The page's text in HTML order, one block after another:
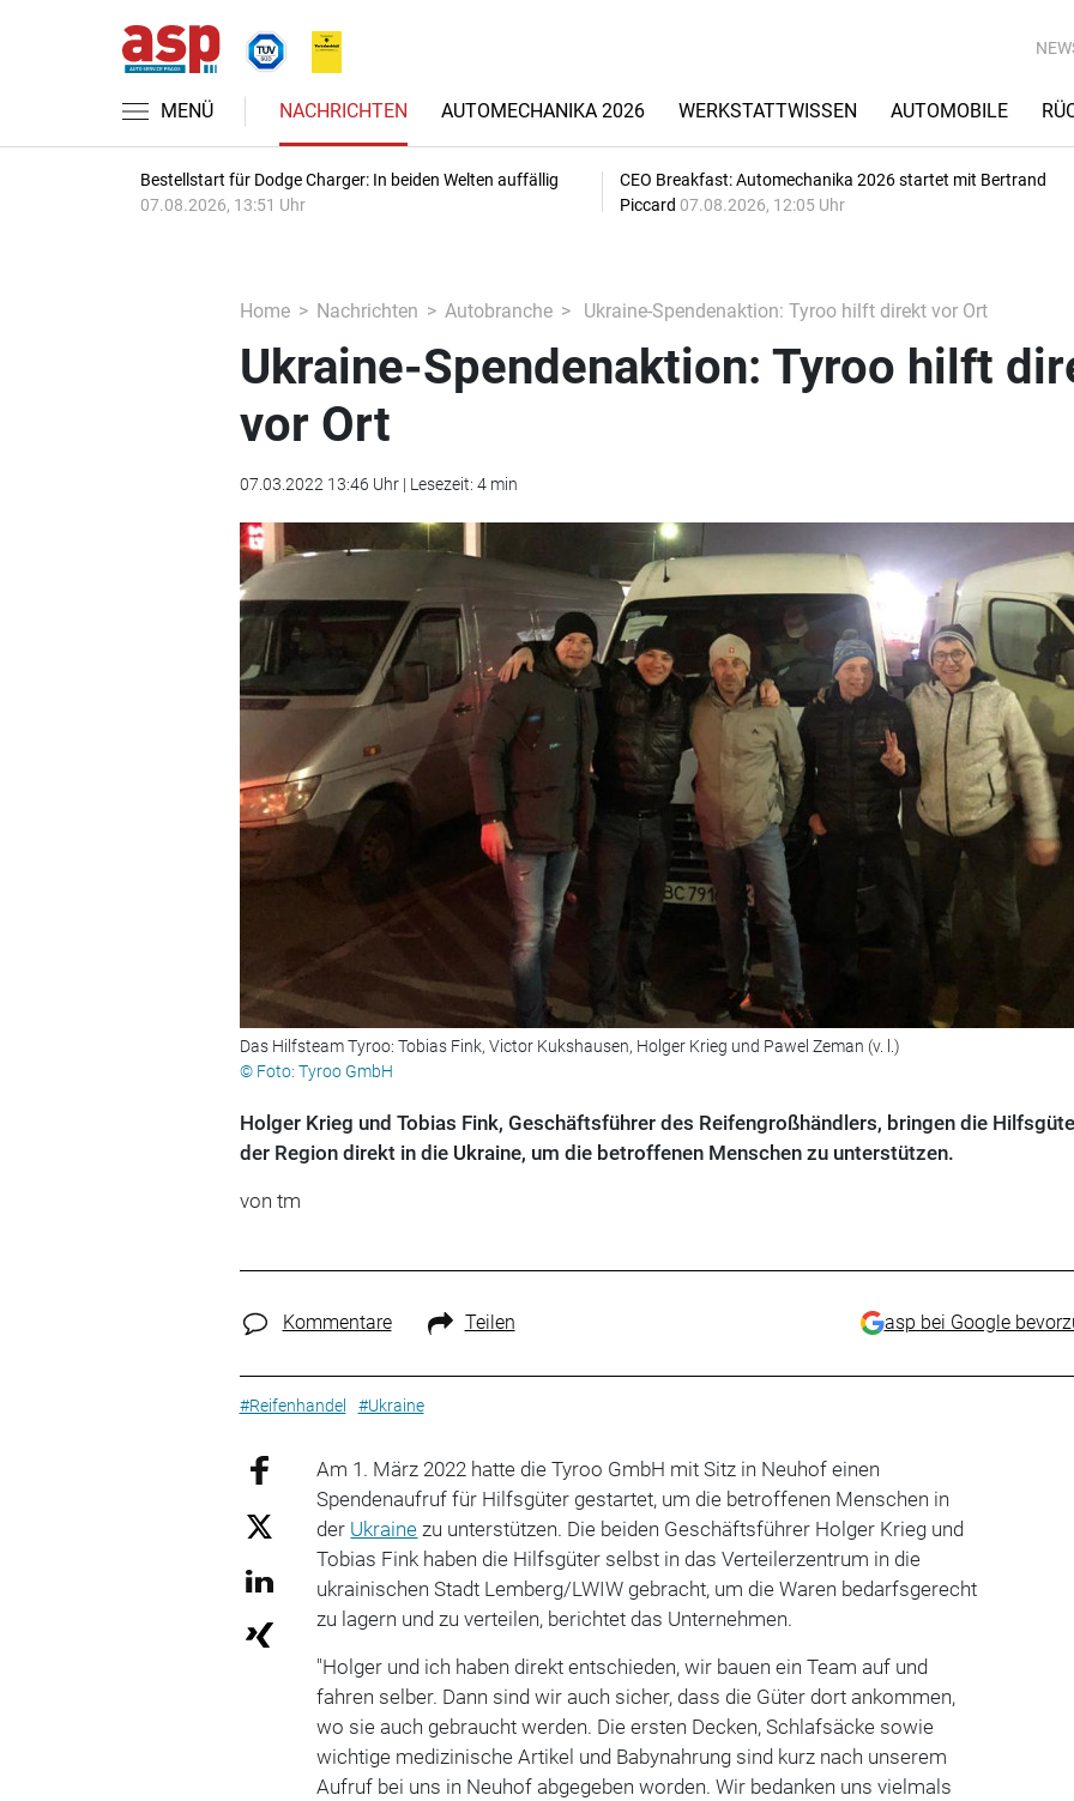
MENÜ NACHRICHTEN AUTOMECHANIKA 2026 WERKSTATTWISSEN AUTOMOBILE
Bestellstart für Dodge Charger: In beiden Welten auffällig
07.08.2026, 13:51 Uhr
CEO Breakfast: Automechanika 2026 startet mit Bertrand
Piccard 07.08.2026, 12:05 Uhr
Home Nachrichten Autobranche Ukraine-Spendenaktion: Tyroo hilft direkt vor Ort
Ukraine-Spendenaktion: Tyroo hilft
vor Ort
07.03.2022 13:46 Uhr | Lesezeit: 4 min
Das Hilfsteam Tyroo: Tobias Fink, Victor Kukshausen, Holger Krieg und Pawel Zeman (v. l.)
© Foto: Tyroo GmbH
Holger Krieg und Tobias Fink, Geschäftsführer des Reifengroßhändlers, bringen die
der Region direkt in die Ukraine, um die betroffenen Menschen zu unterstützen.
von tm
Kommentare Teilen asp bei Google
#Reifenhandel #Ukraine
Am 1. März 2022 hatte die Tyroo GmbH mit Sitz in Neuhof einen
Spendenaufruf für Hilfsgüter gestartet, um die betroffenen Menschen in
der Ukraine zu unterstützen. Die beiden Geschäftsführer Holger Krieg und
Tobias Fink haben die Hilfsgüter selbst in das Verteilerzentrum in die
ukrainischen Stadt Lemberg/LWIW gebracht, um die Waren bedarfsgerecht
zu lagern und zu verteilen, berichtet das Unternehmen.
"Holger und ich haben direkt entschieden, wir bauen ein Team auf und
fahren selber. Dann sind wir auch sicher, dass die Güter dort ankommen,
wo sie auch gebraucht werden. Die ersten Decken, Schlafsäcke sowie
wichtige medizinische Artikel und Babynahrung sind kurz nach unserem
Aufruf bei uns in Neuhof abgegeben worden. Wir bedanken uns vielmals